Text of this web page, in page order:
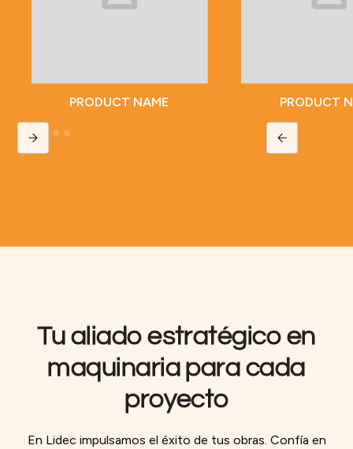
PRODUCT NAME
PRODUCT
Slide 2 of 5.
Tu aliado estratégico en
maquinaria para cada
proyecto
En Lidec impulsamos el éxito de tus obras. Confía en